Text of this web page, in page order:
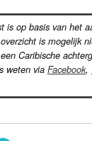
is op basis van het
is mogelijk
Caribische
weten via Facebook,